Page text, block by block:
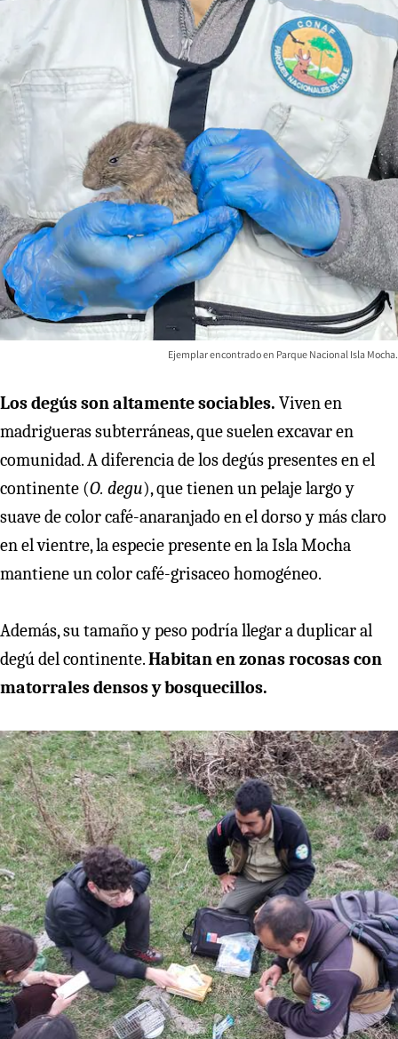
Ejemplar encontrado en Parque Nacional Isla Mocha.
Los degús son altamente sociables. Viven en
madrigueras subterráneas, que suelen excavar en
comunidad. A diferencia de los degús presentes en el
continente (O. degu), que tienen un pelaje largo y
suave de color café-anaranjado en el dorso y más claro
en el vientre, la especie presente en la Isla Mocha
mantiene un color café-grisaceo homogéneo.
Además, su tamaño y peso podría llegar a duplicar al
degú del continente.Habitan en zonas rocosas con
matorrales densos y bosquecillos.